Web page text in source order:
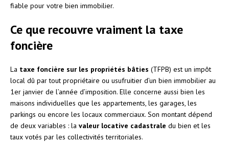
fiable pour votre bien immobilier.
Ce que recouvre vraiment la taxe
foncière
La taxe foncière sur les propriétés bâties (TFPB) est un impôt
local dû par tout propriétaire ou usufruitier d’un bien immobilier au
1er janvier de l’année d’imposition. Elle concerne aussi bien les
maisons individuelles que les appartements, les garages, les
parkings ou encore les locaux commerciaux. Son montant dépend
de deux variables : la valeur locative cadastrale du bien et les
taux votés par les collectivités territoriales.